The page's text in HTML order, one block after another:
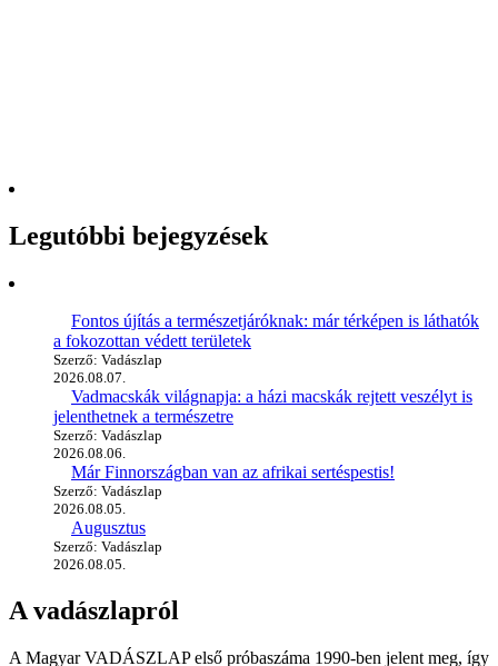
Legutóbbi bejegyzések
Fontos újítás a természetjáróknak: már térképen is láthatók
a fokozottan védett területek
Szerző: Vadászlap
2026.08.07.
Vadmacskák világnapja: a házi macskák rejtett veszélyt is
jelenthetnek a természetre
Szerző: Vadászlap
2026.08.06.
Már Finnországban van az afrikai sertéspestis!
Szerző: Vadászlap
2026.08.05.
Augusztus
Szerző: Vadászlap
2026.08.05.
A vadászlapról
A Magyar VADÁSZLAP első próbaszáma 1990-ben jelent meg, így